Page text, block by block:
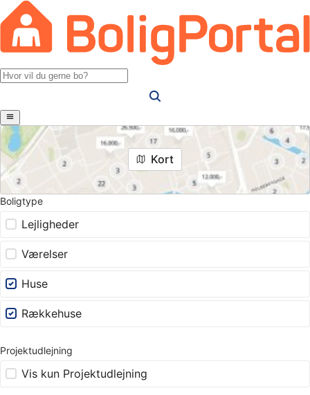
Kort
Boligtype
Lejligheder
Værelser
Huse
Rækkehuse
Projektudlejning
Vis kun Projektudlejning